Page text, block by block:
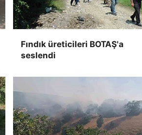
Fındık üreticileri BOTAŞ'a
seslendi